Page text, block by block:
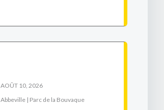
AOÛT 10, 2026
Abbeville | Parc de la Bouvaque